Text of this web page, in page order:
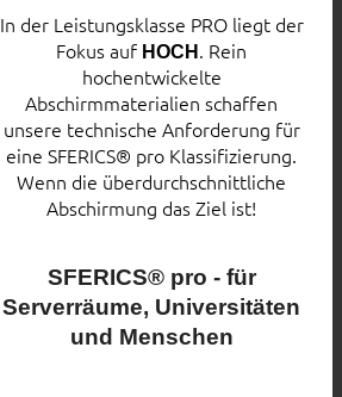
In der Leistungsklasse PRO liegt der
Fokus auf HOCH . Rein
hochentwickelte
Abschirmmaterialien schaffen
unsere technische Anforderung für
eine SFERICS® pro Klassifizierung.
Wenn die überdurchschnittliche
Abschirmung das Ziel ist!
SFERICS® pro - für
Serverräume, Universitäten
und Menschen